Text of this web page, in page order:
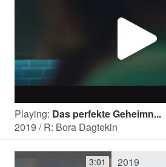
l
Playing: Das perfekte Geheimn...
2019 / R: Bora Dagtekin
3:01
2019